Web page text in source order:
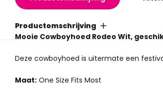
Productomschrijving
Mooie Cowboyhoed Rodeo Wit,
Deze cowboyhoed is uitermate een
Maat: One Size Fits Most